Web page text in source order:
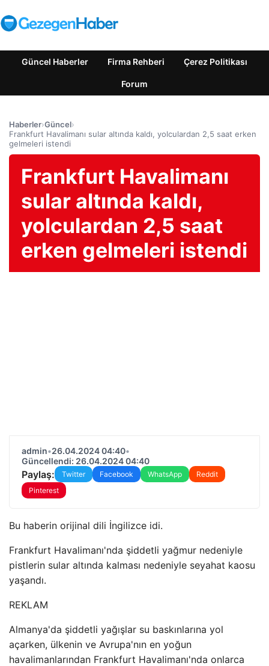
Güncel Haberler Firma Rehberi Çerez Politikası
Forum
Haberler›Güncel›
Frankfurt Havalimanı sular altında kaldı, yolculardan 2,5 saat erken
gelmeleri istendi
Frankfurt Havalimanı
sular altında kaldı,
yolculardan 2,5 saat
erken gelmeleri istendi
admin•26.04.2024 04:40•
Güncellendi: 26.04.2024 04:40
Paylaş: Twitter Facebook WhatsApp
Reddit
Pinterest
Bu haberin orijinal dili İngilizce idi.
Frankfurt Havalimanı'nda şiddetli yağmur nedeniyle
pistlerin sular altında kalması nedeniyle seyahat kaosu
yaşandı.
REKLAM
Almanya'da şiddetli yağışlar su baskınlarına yol
açarken, ülkenin ve Avrupa'nın en yoğun
havalimanlarından Frankfurt Havalimanı'nda onlarca